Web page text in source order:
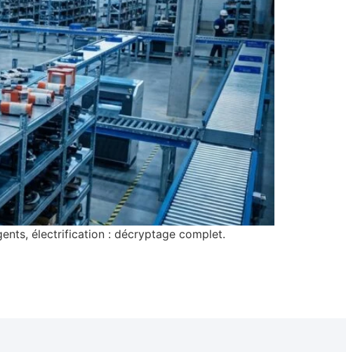
électrification : décryptage complet.